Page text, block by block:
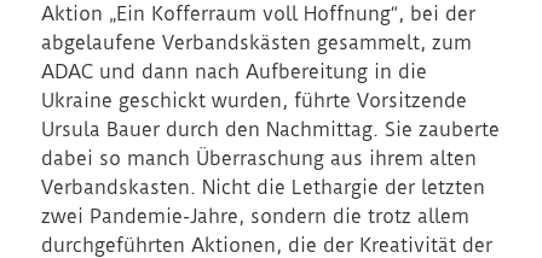
Aktion „Ein Kofferraum voll Hoffnung“, bei der
abgelaufene Verbandskästen gesammelt, zum
ADAC und dann nach Aufbereitung in die
Ukraine geschickt wurden, führte Vorsitzende
Ursula Bauer durch den Nachmittag. Sie zauberte
dabei so manch Überraschung aus ihrem alten
Verbandskasten. Nicht die Lethargie der letzten
zwei Pandemie-Jahre, sondern die trotz allem
durchgeführten Aktionen, die der Kreativität der